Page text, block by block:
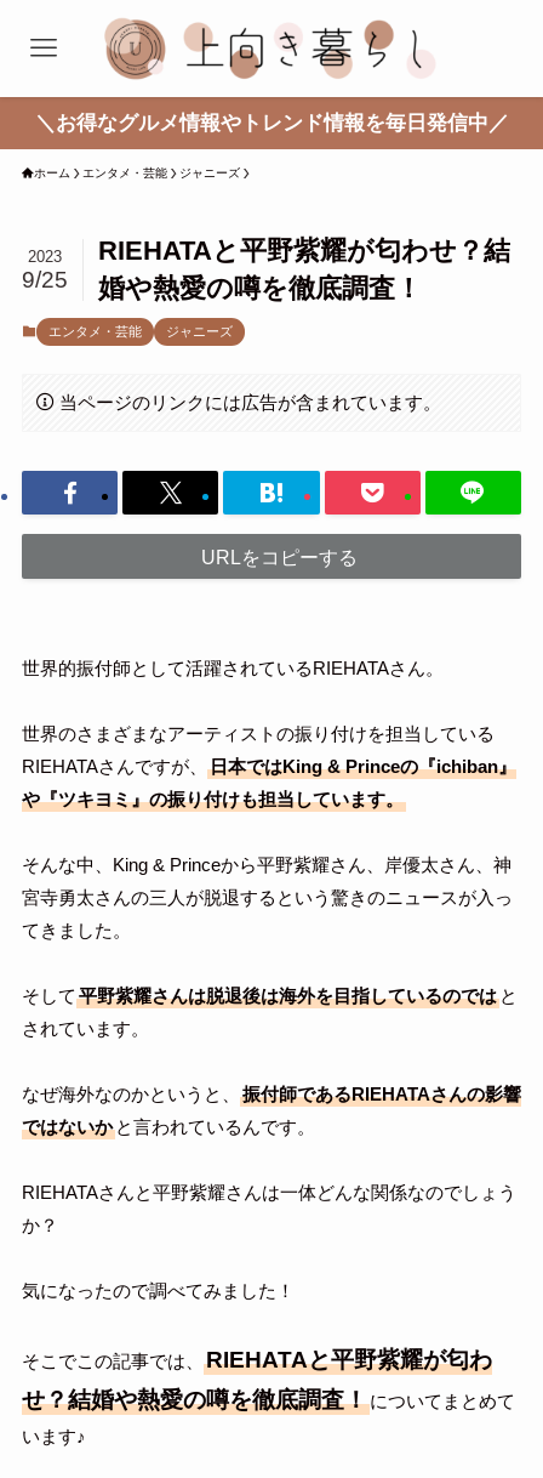
＼お得なグルメ情報やトレンド情報を毎日発信中／
ホーム エンタメ・芸能 ジャニーズ
RIEHATAと平野紫耀が匂わせ？結
婚や熱愛の噂を徹底調査！
2023
9/25
エンタメ・芸能 ジャニーズ
当ページのリンクには広告が含まれています。
URLをコピーする
世界的振付師として活躍されているRIEHATAさん。
世界のさまざまなアーティストの振り付けを担当している
RIEHATAさんですが、
日本ではKing & Princeの『ichiban』
や『ツキヨミ』の振り付けも担当しています。
そんな中、King & Princeから平野紫耀さん、岸優太さん、神
宮寺勇太さんの三人が脱退するという驚きのニュースが入っ
てきました。
そして 平野紫耀さんは脱退後は海外を目指しているのではと
されています。
なぜ海外なのかというと、
振付師であるRIEHATAさんの影響
ではないかと言われているんです。
RIEHATAさんと平野紫耀さんは一体どんな関係なのでしょう
か？
気になったので調べてみました！
そこでこの記事では、
RIEHATAと平野紫耀が匂わ
せ？結婚や熱愛の噂を徹底調査！についてまとめて
います♪